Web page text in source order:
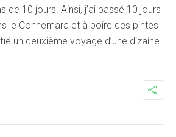
10 jours. Ainsi, j’ai passé 10 jours
le Connemara et à boire des pintes
un deuxième voyage d’une dizaine